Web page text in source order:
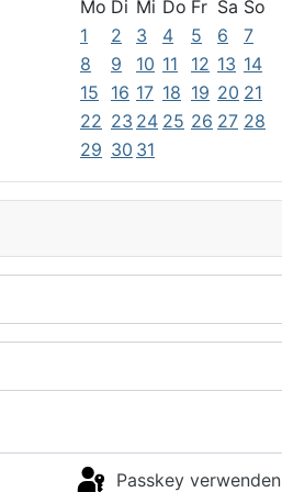
Mo Di Mi Do Fr Sa So
1
2 3 4 5 6
7
8
9 10 11 12 13 14
15
16 17 18 19 20 21
22 23 24 25 26 27 28
29 30 31
Passkey verwenden